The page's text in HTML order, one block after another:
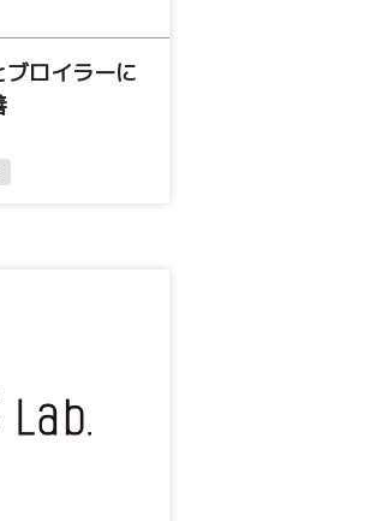
ロイラーに